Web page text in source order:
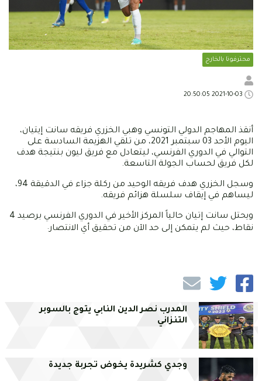
محترفونا بالخارج
أنقذ المهاجم الدولي التونسي وهبي الخزري فريقه سانت إيتيان،
اليوم الأحد 03 سبتمبر 2021، من تلقي الهزيمة السادسة على
التوالي في الدوري الفرنسي، ليتعادل مع فريق ليون بنتيجة هدف
لكل فريق لحساب الجولة التاسعة.
وسجل الخزري هدف فريقه الوحيد من ركلة جزاء في الدقيقة 94،
ليساهم في إيقاف سلسلة هزائم فريقه.
ويحتل سانت إتيان حالياً المركز الأخير في الدوري الفرنسي برصيد 4
نقاط، حيث لم يتمكن إلى حد الآن من تحقيق أي الانتصار.
المدرب نصر الدين النابي يتوج بالسوبر
التنزاني
وجدي كشريدة يخوض تجربة جديدة